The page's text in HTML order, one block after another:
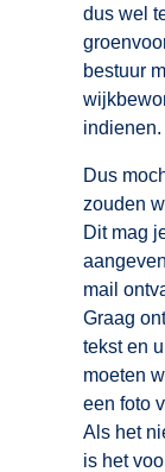
dus wel
bestuur
indienen.
Dus
zouden
Dit mag
mail
Graag
tekst en
moeten
een foto
Als het
is het